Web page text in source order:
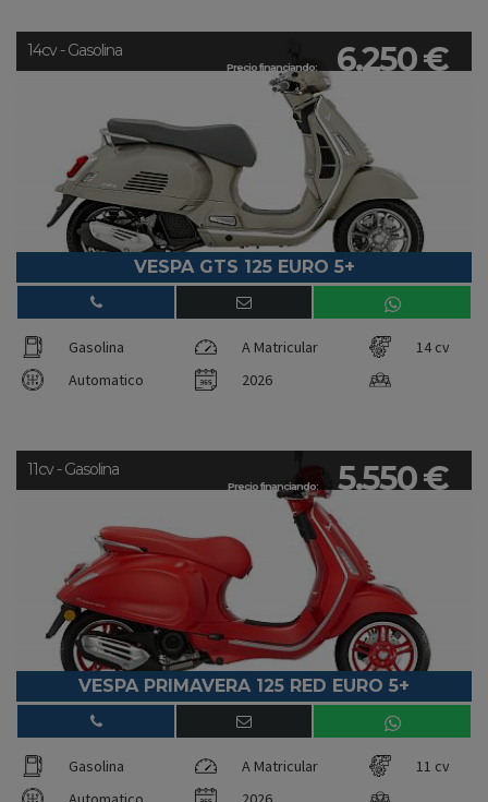
Precio financiando: 6.250 €
14cv - Gasolina
VESPA GTS 125 EURO 5+
Gasolina A Matricular
14 cv
Automatico
2026
Precio financiando: 5.550 €
11cv - Gasolina
VESPA PRIMAVERA 125 RED EURO 5+
Gasolina A Matricular
11 cv